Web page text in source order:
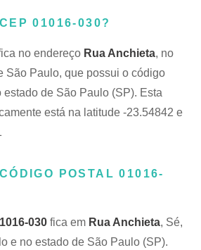
01016-030?
no endereço Rua Anchieta, no
São Paulo, que possui o código
estado de São Paulo (SP). Esta
está na latitude -23.54842 e
POSTAL 01016-
030 fica em Rua Anchieta, Sé,
e no estado de São Paulo (SP).